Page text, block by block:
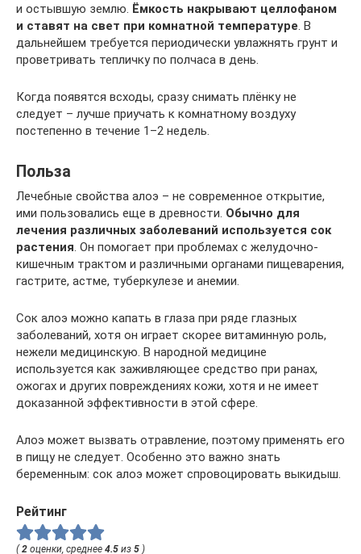
и остывшую землю. Ёмкость накрывают целлофаном
и ставят на свет при комнатной температуре . В
дальнейшем требуется периодически увлажнять грунт и
проветривать тепличку по полчаса в день.
Когда появятся всходы, сразу снимать плёнку не
следует – лучше приучать к комнатному воздуху
постепенно в течение 1–2 недель.
Польза
Лечебные свойства алоэ – не современное открытие,
ими пользовались еще в древности. Обычно для
лечения различных заболеваний используется сок
растения . Он помогает при проблемах с желудочно-
кишечным трактом и различными органами пищеварения,
гастрите, астме, туберкулезе и анемии.
Сок алоэ можно капать в глаза при ряде глазных
заболеваний, хотя он играет скорее витаминную роль,
нежели медицинскую. В народной медицине
используется как заживляющее средство при ранах,
ожогах и других повреждениях кожи, хотя и не имеет
доказанной эффективности в этой сфере.
Алоэ может вызвать отравление, поэтому применять его
в пищу не следует. Особенно это важно знать
беременным: сок алоэ может спровоцировать выкидыш.
Рейтинг
( 2 оценки, среднее 4.5 из 5 )